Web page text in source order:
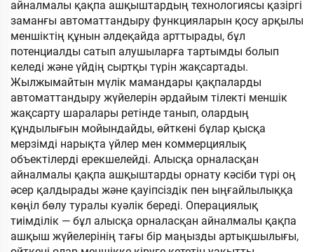
айналмалы қақпа ашқыштардың технологиясы қазіргі
заманғы автоматтандыру функцияларын қосу арқылы
меншіктің құнын әлдеқайда арттырады, бұл
потенциалды сатып алушыларға тартымды болып
келеді және үйдің сыртқы түрін жақсартады.
Жылжымайтын мүлік мамандары қақпаларды
автоматтандыру жүйелерін әрдайым тілекті меншік
жақсарту шаралары ретінде танып, олардың
құндылығын мойындайды, өйткені бұлар қысқа
мерзімді нарықта үйлер мен коммерциялық
объектілерді ерекшелейді. Алысқа орналасқан
айналмалы қақпа ашқыштарды орнату кәсіби түрі оң
әсер қалдырады және қауіпсіздік пен ыңғайлылыққа
көңіл бөлу туралы куәлік береді. Операциялық
тиімділік — бұл алысқа орналасқан айналмалы қақпа
ашқыш жүйелерінің тағы бір маңызды артықшылығы,